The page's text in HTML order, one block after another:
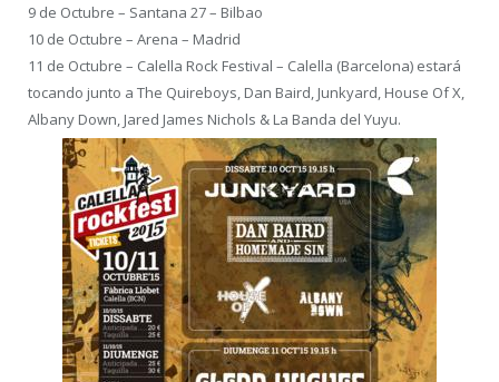
9 de Octubre – Santana 27 – Bilbao
10 de Octubre – Arena – Madrid
11 de Octubre – Calella Rock Festival – Calella (Barcelona) estará
tocando junto a The Quireboys, Dan Baird, Junkyard, House Of X,
Albany Down, Jared James Nichols & La Banda del Yuyu.